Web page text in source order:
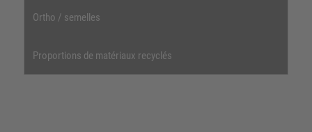
Ortho / semelles
Proportions de matériaux recyclés